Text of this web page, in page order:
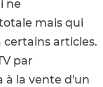
ne
mais qui
articles.
par
à la vente d'un